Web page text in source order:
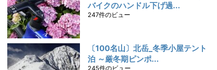
バイクのハンドル下げ過...
247件のビュー
〔100名山〕北岳_冬季小屋テント
泊 ～厳冬期ピンポ...
245件のビュー